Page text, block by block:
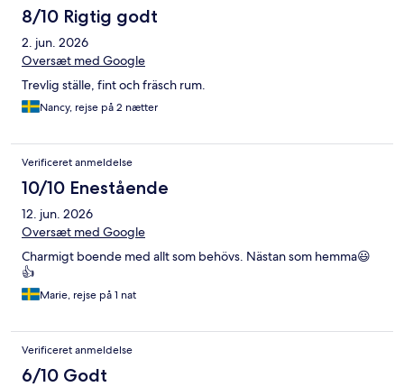
8/10 Rigtig godt
2. jun. 2026
Oversæt med Google
Trevlig ställe, fint och fräsch rum.
Nancy, rejse på 2 nætter
Verificeret anmeldelse
10/10 Enestående
12. jun. 2026
Oversæt med Google
Charmigt boende med allt som behövs. Nästan som hemma😃
👍
Marie, rejse på 1 nat
Verificeret anmeldelse
6/10 Godt